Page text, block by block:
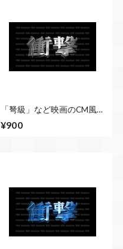
「弩級」など映画のCM風に
種類 No.1 シルバー
¥900